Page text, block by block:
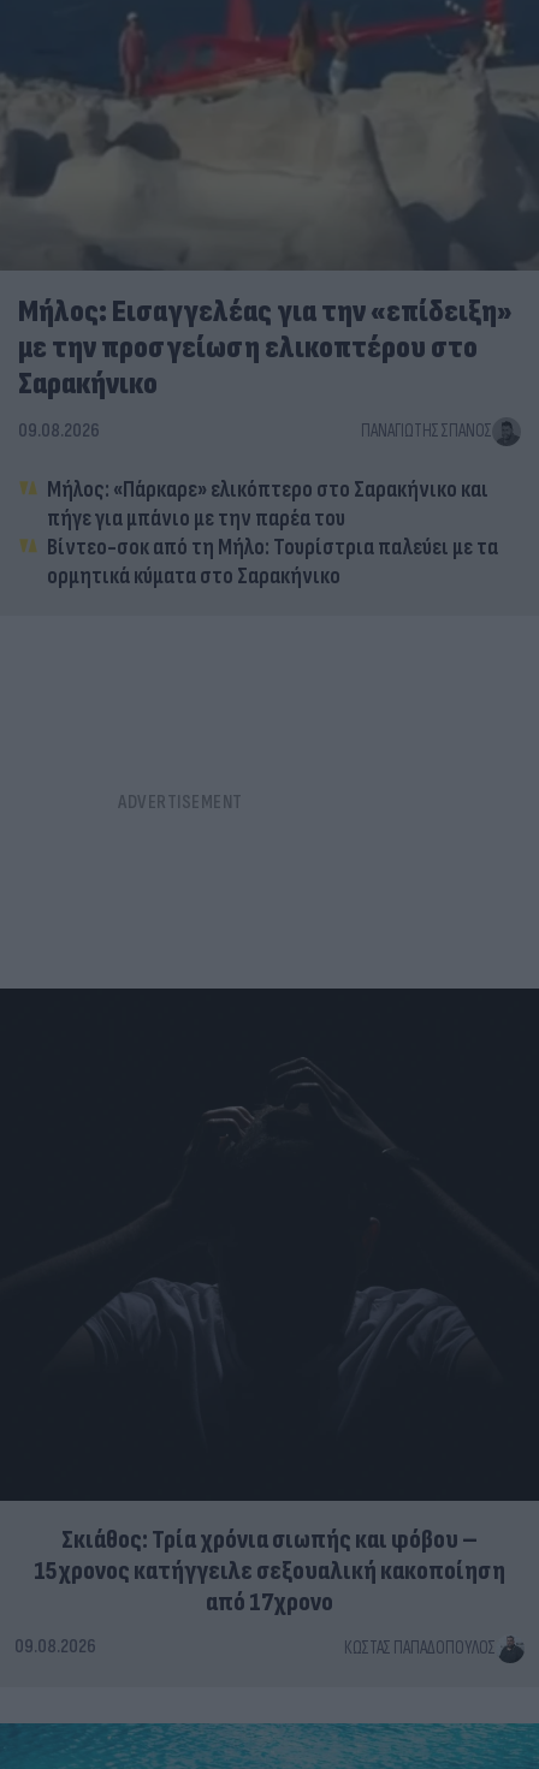
Μήλος: Εισαγγελέας για την «επίδειξη»
με την προσγείωση ελικοπτέρου στο
Σαρακήνικο
09.08.2026 ΠΑΝΑΓΙΏΤΗΣ ΣΠΑΝΌΣ
Μήλος: «Πάρκαρε» ελικόπτερο στο Σαρακήνικο και
πήγε για μπάνιο με την παρέα του
Βίντεο-σοκ από τη Μήλο: Τουρίστρια παλεύει με τα
ορμητικά κύματα στο Σαρακήνικο
Σκιάθος: Τρία χρόνια σιωπής και φόβου –
15χρονος κατήγγειλε σεξουαλική κακοποίηση
από 17χρονο
09.08.2026 ΚΏΣΤΑΣ ΠΑΠΑΔΌΠΟΥΛΟΣ